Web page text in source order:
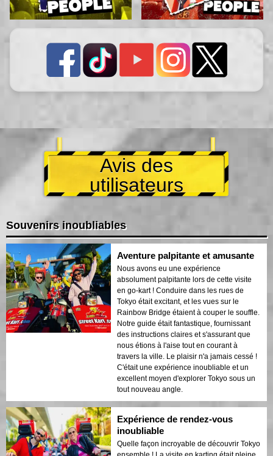
Avis des
utilisateurs
Souvenirs inoubliables
Aventure palpitante et amusante
Nous avons eu une expérience
absolument palpitante lors de cette visite
en go-kart ! Conduire dans les rues de
Tokyo était excitant, et les vues sur le
Rainbow Bridge étaient à couper le souffle.
Notre guide était fantastique, fournissant
des instructions claires et s'assurant que
nous étions à l'aise tout en courant à
travers la ville. Le plaisir n'a jamais cessé !
C'était une expérience inoubliable et un
excellent moyen d'explorer Tokyo sous un
tout nouveau angle.
Expérience de rendez-vous
inoubliable
Quelle façon incroyable de découvrir Tokyo